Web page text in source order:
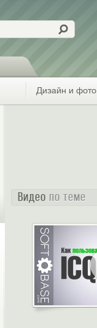
Дизайн и фото
Видео по теме